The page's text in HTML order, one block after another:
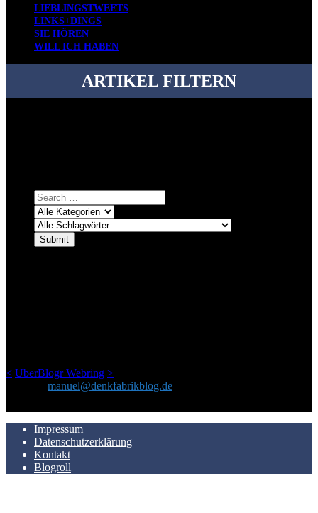
LIEBLINGSTWEETS
LINKS+DINGS
SIE HÖREN
WILL ICH HABEN
ARTIKEL FILTERN
< UberBlogr Webring >
manuel@denkfabrikblog.de
Impressum
Datenschutzerklärung
Kontakt
Blogroll